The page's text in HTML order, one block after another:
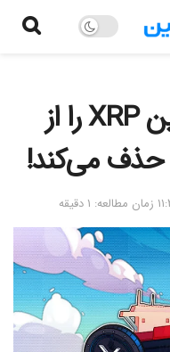
صرافی Bitstamp کوین XRP را از
حذف می‌کند!
زمان مطالعه: ۱ دقیقه